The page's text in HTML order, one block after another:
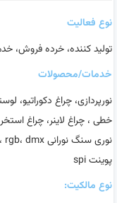
نوع فعالیت
تولید کننده، خرده فروش،
خدمات/محصولات
نورپردازی، چراغ دکوراتیو،
خطی ، چراغ لاینر، چراغ
پوینت spi
نوع مالکیت: